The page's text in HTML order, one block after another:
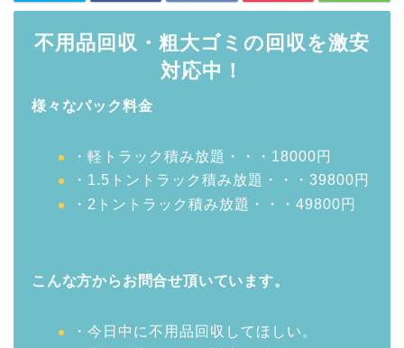
不用品回収・粗大ゴミの回収を激安
対応中！
様々なパック料金
・軽トラック積み放題・・・18000円
・1.5トントラック積み放題・・・39800円
・2トントラック積み放題・・・49800円
こんな方からお問合せ頂いています。
・今日中に不用品回収してほしい。